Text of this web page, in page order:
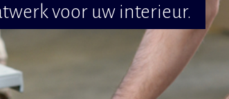
voor uw interieur.